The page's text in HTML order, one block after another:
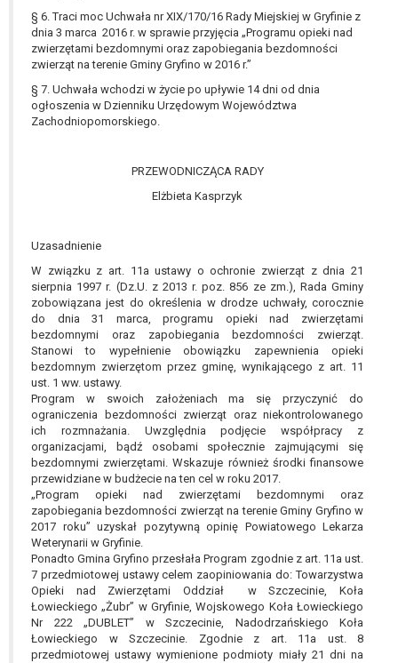
§ 6. Traci moc Uchwała nr XIX/170/16 Rady Miejskiej w Gryfinie z
dnia 3 marca 2016 r. w sprawie przyjęcia „Programu opieki nad
zwierzętami bezdomnymi oraz zapobiegania bezdomności
zwierząt na terenie Gminy Gryfino w 2016 r.”
§ 7. Uchwała wchodzi w życie po upływie 14 dni od dnia
ogłoszenia w Dzienniku Urzędowym Województwa
Zachodniopomorskiego.
PRZEWODNICZĄCA RADY
Elżbieta Kasprzyk
Uzasadnienie
W związku z art. 11a ustawy o ochronie zwierząt z dnia 21
sierpnia 1997 r. (Dz.U. z 2013 r. poz. 856 ze zm.), Rada Gminy
zobowiązana jest do określenia w drodze uchwały, corocznie
do dnia 31 marca, programu opieki nad zwierzętami
bezdomnymi oraz zapobiegania bezdomności zwierząt.
Stanowi to wypełnienie obowiązku zapewnienia opieki
bezdomnym zwierzętom przez gminę, wynikającego z art. 11
ust. 1 ww. ustawy.
Program w swoich założeniach ma się przyczynić do
ograniczenia bezdomności zwierząt oraz niekontrolowanego
ich rozmnażania. Uwzględnia podjęcie współpracy z
organizacjami, bądź osobami społecznie zajmującymi się
bezdomnymi zwierzętami. Wskazuje również środki finansowe
przewidziane w budżecie na ten cel w roku 2017.
„Program opieki nad zwierzętami bezdomnymi oraz
zapobiegania bezdomności zwierząt na terenie Gminy Gryfino w
2017 roku” uzyskał pozytywną opinię Powiatowego Lekarza
Weterynarii w Gryfinie.
Ponadto Gmina Gryfino przesłała Program zgodnie z art. 11a ust.
7 przedmiotowej ustawy celem zaopiniowania do: Towarzystwa
Opieki nad Zwierzętami Oddział w Szczecinie, Koła
Łowieckiego „Żubr” w Gryfinie, Wojskowego Koła Łowieckiego
Nr 222 „DUBLET” w Szczecinie, Nadodrzańskiego Koła
Łowieckiego w Szczecinie. Zgodnie z art. 11a ust. 8
przedmiotowej ustawy wymienione podmioty miały 21 dni na